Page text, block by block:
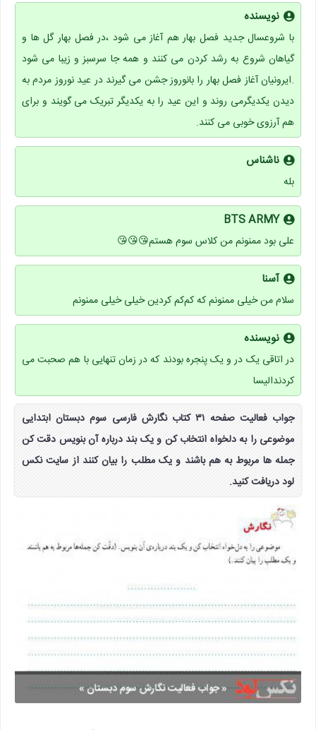
نویسنده
با شروعسال جدید فصل بهار هم آغاز می شود ،در فصل بهار گل ها و
گیاهان شروع به رشد کردن می کنند و همه جا سرسبز و زیبا می شود
.ایرونیان آغاز فصل بهار را بانوروز جشن می گیرند در عید نوروز مردم به
دیدن یکدیگرمی روند و این عید را به یکدیگر تبریک می گویند و برای
هم آرزوی خوبی می کنند.
ناشناس
بله
BTS ARMY
علی بود ممنونم من کلاس سوم هستم😘😘😘
آسنا
سلام من خیلی ممنونم که کم‌کم کردین خیلی خیلی ممنونم
نویسنده
در اتاقی یک در و یک پنجره بودند که در زمان تنهایی با هم صحبت می
کردندالیسا
جواب فعالیت صفحه ۳۱ کتاب نگارش فارسی سوم دبستان ابتدایی
موضوعی را به دلخواه انتخاب کن و یک بند درباره آن بنویس دقت کن
جمله ها مربوط به هم باشند و یک مطلب را بیان کنند از سایت نکس
لود دریافت کنید.